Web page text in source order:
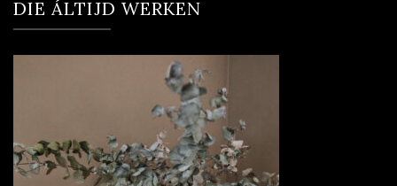
DIE ÁLTIJD WERKEN